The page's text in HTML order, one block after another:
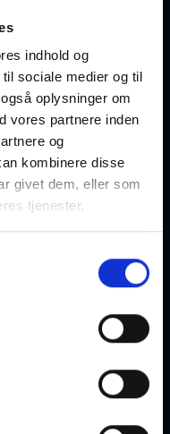
indhold og
sociale medier og til
oplysninger om
vores partnere inden
og
kombinere disse
givet dem, eller som
tjenester.
19:00 Onsdag
Optager løbende